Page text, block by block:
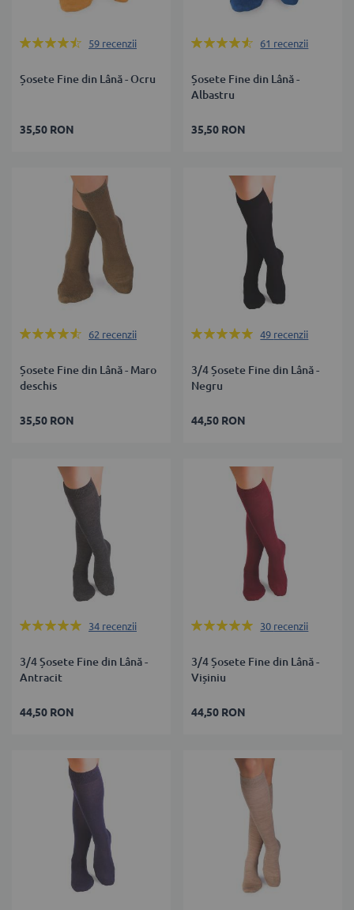
Rating:
59 recenzii
Șosete Fine din Lână - Ocru
35,50 RON
Rating:
61 recenzii
Șosete Fine din Lână -
Albastru
35,50 RON
Rating:
62 recenzii
Șosete Fine din Lână - Maro
deschis
35,50 RON
Rating:
49 recenzii
3/4 Șosete Fine din Lână -
Negru
44,50 RON
Rating:
34 recenzii
3/4 Șosete Fine din Lână -
Antracit
44,50 RON
Rating:
30 recenzii
3/4 Șosete Fine din Lână -
Vișiniu
44,50 RON